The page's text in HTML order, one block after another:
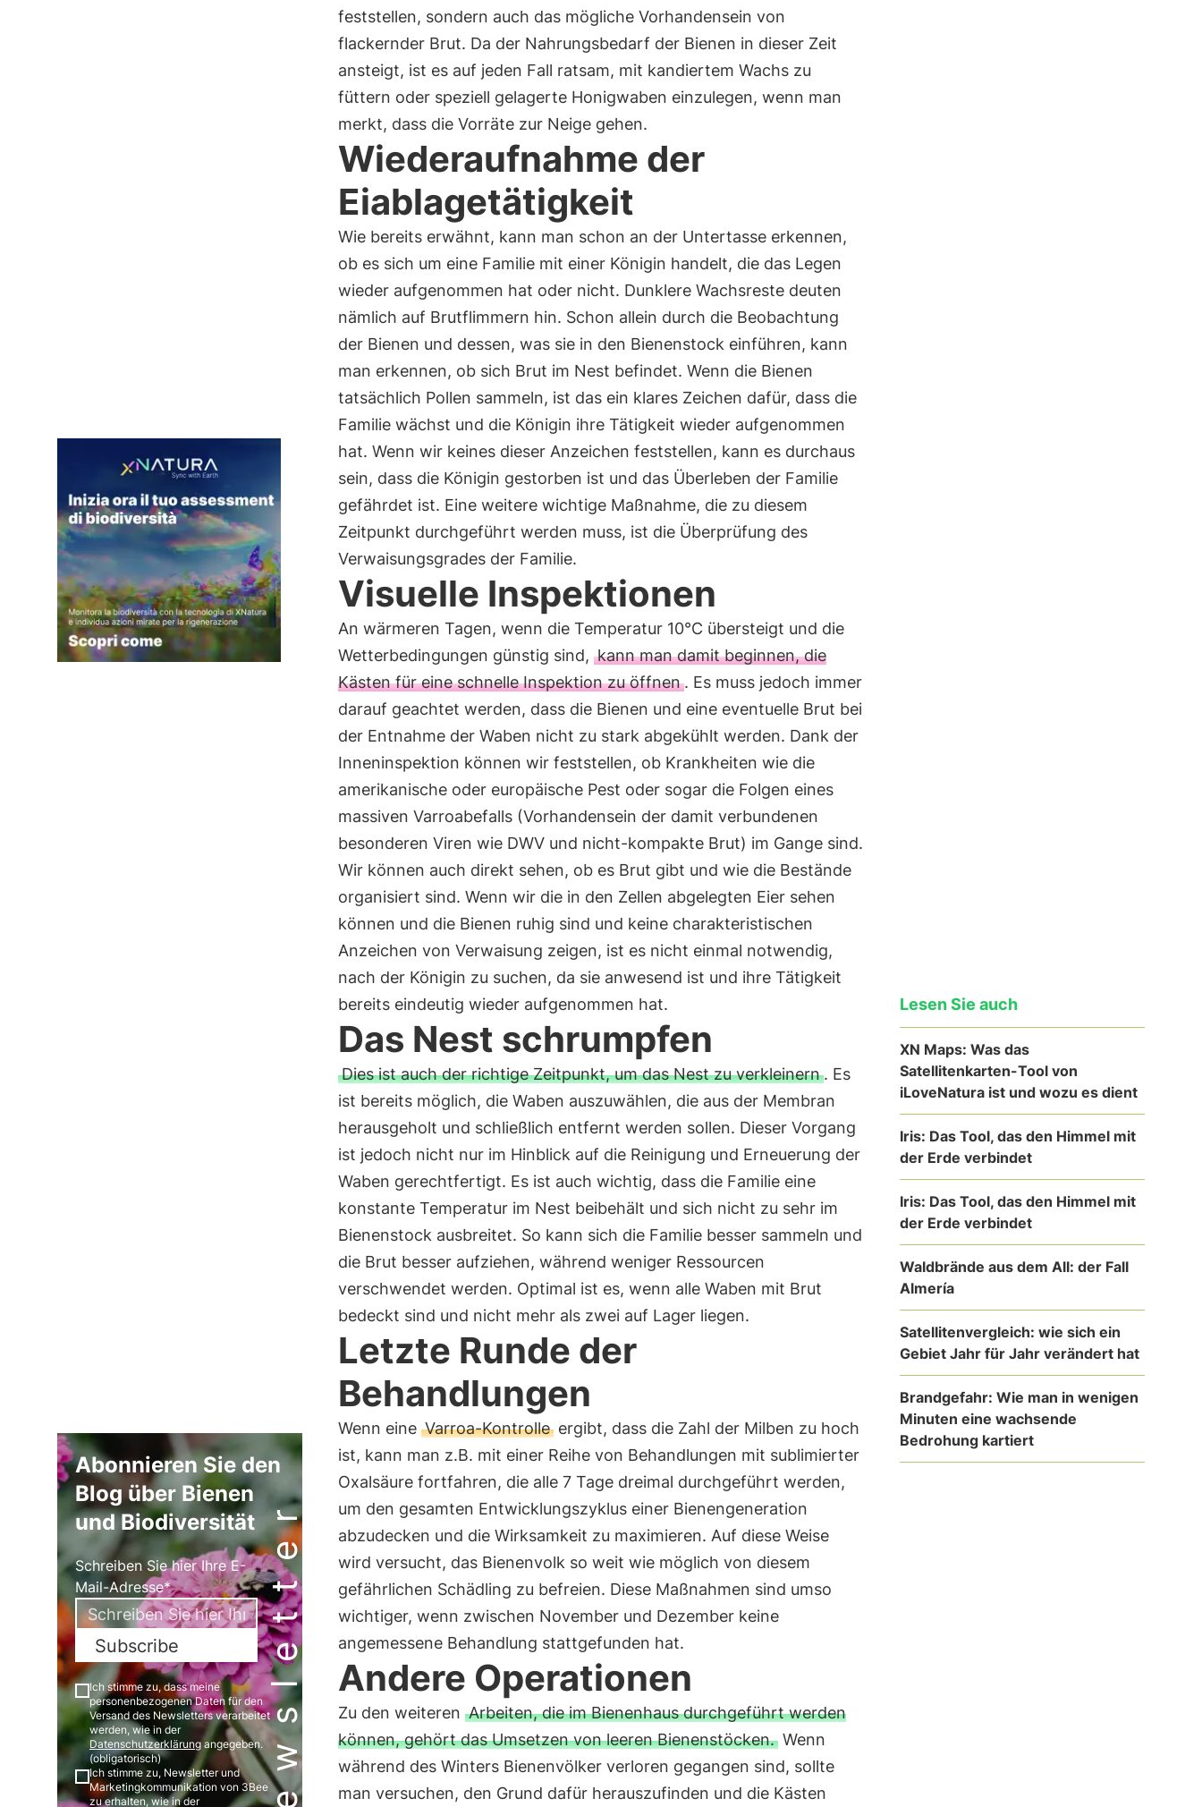
Newsletter
Abonnieren Sie den
Blog über Bienen
und Biodiversität
Schreiben Sie hier Ihre E-
Mail-Adresse*
Subscribe
Ich stimme zu, dass meine
personenbezogenen Daten für den
Versand des Newsletters verarbeitet
werden, wie in der
Datenschutzerklärungangegeben.
(obligatorisch)
Ich stimme zu, Newsletter und
Marketingkommunikation von 3Bee
zu erhalten, wie in der
feststellen, sondern auch das mögliche Vorhandensein von
flackernder Brut. Da der Nahrungsbedarf der Bienen in dieser Zeit
ansteigt, ist es auf jeden Fall ratsam, mit kandiertem Wachs zu
füttern oder speziell gelagerte Honigwaben einzulegen, wenn man
merkt, dass die Vorräte zur Neige gehen.
Wiederaufnahme der
Eiablagetätigkeit
Wie bereits erwähnt, kann man schon an der Untertasse erkennen,
ob es sich um eine Familie mit einer Königin handelt, die das Legen
wieder aufgenommen hat oder nicht. Dunklere Wachsreste deuten
nämlich auf Brutflimmern hin. Schon allein durch die Beobachtung
der Bienen und dessen, was sie in den Bienenstock einführen, kann
man erkennen, ob sich Brut im Nest befindet. Wenn die Bienen
tatsächlich Pollen sammeln, ist das ein klares Zeichen dafür, dass die
Familie wächst und die Königin ihre Tätigkeit wieder aufgenommen
hat. Wenn wir keines dieser Anzeichen feststellen, kann es durchaus
sein, dass die Königin gestorben ist und das Überleben der Familie
gefährdet ist. Eine weitere wichtige Maßnahme, die zu diesem
Zeitpunkt durchgeführt werden muss, ist die Überprüfung des
Verwaisungsgrades der Familie.
Visuelle Inspektionen
An wärmeren Tagen, wenn die Temperatur 10°C übersteigt und die
Wetterbedingungen günstig sind, kann man damit beginnen, die
Kästen für eine schnelle Inspektion zu öffnen. Es muss jedoch immer
darauf geachtet werden, dass die Bienen und eine eventuelle Brut bei
der Entnahme der Waben nicht zu stark abgekühlt werden. Dank der
Inneninspektion können wir feststellen, ob Krankheiten wie die
amerikanische oder europäische Pest oder sogar die Folgen eines
massiven Varroabefalls (Vorhandensein der damit verbundenen
besonderen Viren wie DWV und nicht-kompakte Brut) im Gange sind.
Wir können auch direkt sehen, ob es Brut gibt und wie die Bestände
organisiert sind. Wenn wir die in den Zellen abgelegten Eier sehen
können und die Bienen ruhig sind und keine charakteristischen
Anzeichen von Verwaisung zeigen, ist es nicht einmal notwendig,
nach der Königin zu suchen, da sie anwesend ist und ihre Tätigkeit
bereits eindeutig wieder aufgenommen hat.
Das Nest schrumpfen
Dies ist auch der richtige Zeitpunkt, um das Nest zu verkleinern. Es
ist bereits möglich, die Waben auszuwählen, die aus der Membran
herausgeholt und schließlich entfernt werden sollen. Dieser Vorgang
ist jedoch nicht nur im Hinblick auf die Reinigung und Erneuerung der
Waben gerechtfertigt. Es ist auch wichtig, dass die Familie eine
konstante Temperatur im Nest beibehält und sich nicht zu sehr im
Bienenstock ausbreitet. So kann sich die Familie besser sammeln und
die Brut besser aufziehen, während weniger Ressourcen
verschwendet werden. Optimal ist es, wenn alle Waben mit Brut
bedeckt sind und nicht mehr als zwei auf Lager liegen.
Letzte Runde der
Behandlungen
Wenn eine Varroa-Kontrolleergibt, dass die Zahl der Milben zu hoch
ist, kann man z.B. mit einer Reihe von Behandlungen mit sublimierter
Oxalsäure fortfahren, die alle 7 Tage dreimal durchgeführt werden,
um den gesamten Entwicklungszyklus einer Bienengeneration
abzudecken und die Wirksamkeit zu maximieren. Auf diese Weise
wird versucht, das Bienenvolk so weit wie möglich von diesem
gefährlichen Schädling zu befreien. Diese Maßnahmen sind umso
wichtiger, wenn zwischen November und Dezember keine
angemessene Behandlung stattgefunden hat.
Andere Operationen
Zu den weiteren Arbeiten, die im Bienenhaus durchgeführt werden
können, gehört das Umsetzen von leeren Bienenstöcken.Wenn
während des Winters Bienenvölker verloren gegangen sind, sollte
man versuchen, den Grund dafür herauszufinden und die Kästen
Lesen Sie auch
XN Maps: Was das
Satellitenkarten-Tool von
iLoveNatura ist und wozu es dient
Iris: Das Tool, das den Himmel mit
der Erde verbindet
Iris: Das Tool, das den Himmel mit
der Erde verbindet
Waldbrände aus dem All: der Fall
Almería
Satellitenvergleich: wie sich ein
Gebiet Jahr für Jahr verändert hat
Brandgefahr: Wie man in wenigen
Minuten eine wachsende
Bedrohung kartiert